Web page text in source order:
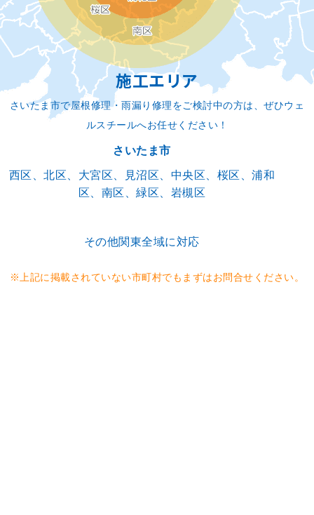
施工エリア
さいたま市で屋根修理・雨漏り修理をご検討中の方は、ぜひウェ
ルスチールへお任せください！
さいたま市
西区、北区、大宮区、見沼区、中央区、桜区、浦和
区、南区、緑区、岩槻区
その他関東全域に対応
※上記に掲載されていない市町村でもまずはお問合せください。